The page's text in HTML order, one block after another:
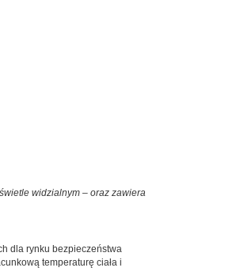
widzialnym – oraz zawiera
dla rynku bezpieczeństwa
temperaturę ciała i